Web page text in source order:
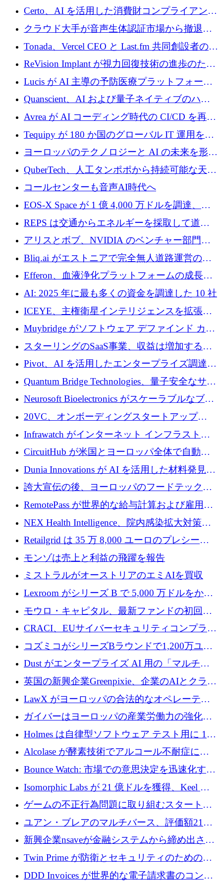
インテリジェンス レイヤーを構築するために
Improbable から 200 万ドルを調達
Certo、AI を活用した消費財コンプライアンス
プラットフォームのために 400 万ドルを調達
クラウド大手が音声生体認証市場から撤退す
るなか、Voxmindが54万6,000ポンドのプレシ
ード資金を調達
Tonada、Vercel CEO と Last.fm 共同創設者の支
援を受けてステルス撤退
ReVision Implant が視力回復技術の進歩のため
に 400 万ユーロを確保
Lucis が AI 主導の予防医療プラットフォーム
を拡大するためにシリーズ A で 2,000 万ドル
を調達
Quanscient、AI および量子ネイティブのハー
ドウェア エンジニアリングを推進するために
1,000 万ユーロを調達
Avrea が AI コーディング時代の CI/CD を再発
明するために 470 万ドルをかけてステルスか
ら浮上
Tequipy が 180 か国のグローバル IT 運用を自
動化するために 300 万ユーロ以上を調達
ヨーロッパのテクノロジーと AI の未来を形作
る: イノベーション リーダーが Nexus
Luxembourg 2026 に集まる理由
QuberTech、人工タンポポから持続可能な天然
ゴムを開発するために 340 万ポンドを調達
コールセンターも音声AI時代へ
EOS-X Space が 1 億 4,000 万ドルを調達、
Mistral が Emmi AI を買収、Bliq がエストニア
での完全無人道路運営を承認
REPS は交通からエネルギーを採取して道路
を発電所に変えるために 2,360 万ドルを調達
アリスとボブ、NVIDIA のベンチャー部門か
らの投資でシリーズ B を拡大
Bliq.ai がエストニアで完全無人道路運営の承
認を獲得
Efferon、血液浄化プラットフォームの成長に
250万ユーロを確保
AI: 2025 年に最も多くの資金を調達した 10 社
ICEYE、主権衛星インテリジェンスを拡張す
るために 3 億ユーロの信用枠を確保
Muybridge がソフトウェア デファインド カメ
ラ テクノロジーを拡張するためにシリーズ A
で 1,600 万ドルを調達
スターリングのSaaS事業、収益は増加するも
グループ利益は減少
Pivot、AI を活用したエンタープライズ調達プ
ラットフォームを拡大するために 4,000 万ド
ルを調達
Quantum Bridge Technologies、量子安全なサイ
バーセキュリティ インフラストラクチャの拡
Neurosoft Bioelectronics がスケーラブルなブレ
イン コンピューター インターフェイスのため
に 750 万ドルを調達
20VC、オンボーディングスタートアップ
Prelude へのシリーズ A 投資で 2,000 万ドルを
Infrawatch がインターネット インフラストラ
クチャ インテリジェンス向けに 300 万ドルの
プレシードを確保
CircuitHub が米国とヨーロッパ全体で自動電
子機器製造を拡大するために 2,800 万ドルを
Dunia Innovations が AI を活用した材料発見を
産業化するために 2 億 8,000 万ユーロのベル
誇大宣伝の後、ヨーロッパのフードテックセ
クターはファンダメンタルズを中心に再構築
RemotePass が世界的な給与計算および雇用プ
ラットフォームを拡大するために 1,740 万ド
NEX Health Intelligence、院内感染拡大対策に
100万ユーロを確保
Retailgrid は 35 万 8,000 ユーロのプレシード
ラウンドで小売業のスプレッドシートをター
ゲットにしています
モンゾは売上と利益の飛躍を報告
ミストラルがオーストリアのエミAIを買収
Lexroom がシリーズ B で 5,000 万ドルをかけ
てヨーロッパ大陸法用の法律 AI を構築
モウロ・キャピタル、最新ファンドの初回ク
ローズで4億ドルを確保
CRACI、EUサイバーセキュリティコンプライ
アンスプラットフォームのために140万ユーロ
コズミコがシリーズBラウンドで1,200万ユー
ロを調達
Dust がエンタープライズ AI 用の「マルチプ
レイヤー」オペレーティング システムを構築
するシリーズ B で 4,000 万ドルを調達
英国の新興企業Greenpixie、企業のAIとクラウ
ドのエネルギー無駄を削減するために470万ポ
ンドを調達
LawX がヨーロッパの合法的なオペレーティ
ング システムを構築するために 750 万ユーロ
を調達
ガイバーはヨーロッパの産業労働力の強化に
貢献するために 140 万ユーロを獲得
Holmes は自律型ソフトウェア テスト用に 110
万ユーロのプレシードを提供して開始
Alcolase が酵素技術でアルコール不耐症に取
り組むために 150 万ユーロを調達
Bounce Watch: 市場での意思決定を迅速化する
ためのインテリジェンス層を構築する
Isomorphic Labs が 21 億ドルを獲得、Keel の
ネオバンク後の軸、ポーランドのソフトウェ
ア進化
ゲームの不正行為問題に取り組むスタートア
ップを紹介する
ユアン・ブレアのマルチバース、評価額21億
ドルで7,000万ドルを調達
新興企業nsaveが金融システムから締め出され
たシリア人に国際銀行アクセスをもたらす
Twin Prime が防衛とセキュリティのためのフ
ロンティア AI モデルを構築するために 1,000
DDD Invoices が世界的な電子請求書のコンプ